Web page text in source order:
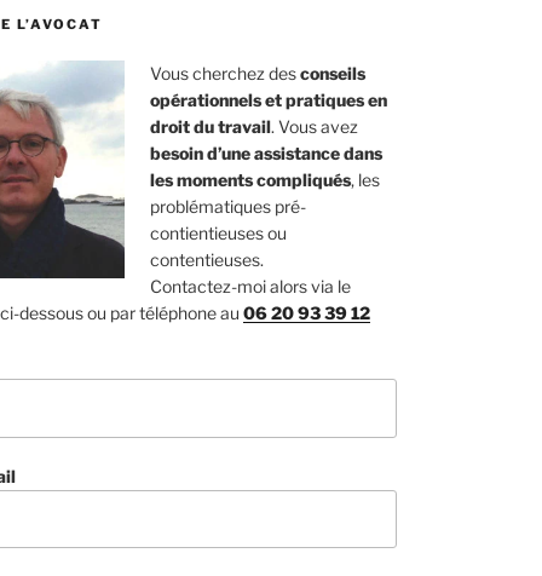
L’AVOCAT
Vous cherchez desconseils
opérationnels et pratiques en
droit du travail. Vous avez
besoin d’une assistance dans
les moments compliqués, les
problématiques pré-
contientieuses ou
contentieuses.
Contactez-moi alors via le
dessous ou par téléphone au 06 20 93 39 12